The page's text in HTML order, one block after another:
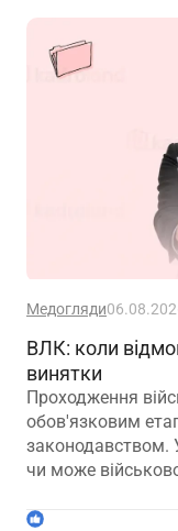
Медогляди
ВЛК: коли
винятки
Проходження
обов'язковим
законодавством.
чи може
матиме така
1